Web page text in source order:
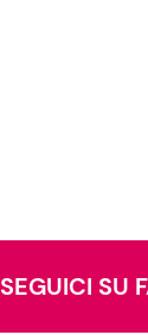
SEGUICI SU